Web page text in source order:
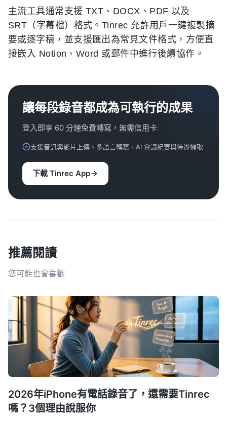
主流工具通常支援 TXT、DOCX、PDF 以及
SRT（字幕檔）格式。Tinrec 允許用戶一鍵複製摘
要或逐字稿，並支援匯出為常見文件格式，方便直
接嵌入 Notion、Word 或郵件中進行後續協作。
讓每段錄音都成為可執行的成果
登入即享 60 分鐘免費轉寫，無需信用卡
支援音訊與影片上傳、多語言轉寫、AI 會議紀要與待辦擷取
下載 Tinrec App
推薦閱讀
您可能也會喜歡
2026年iPhone有電話錄音了，還需要Tinrec
嗎？3個理由說服你